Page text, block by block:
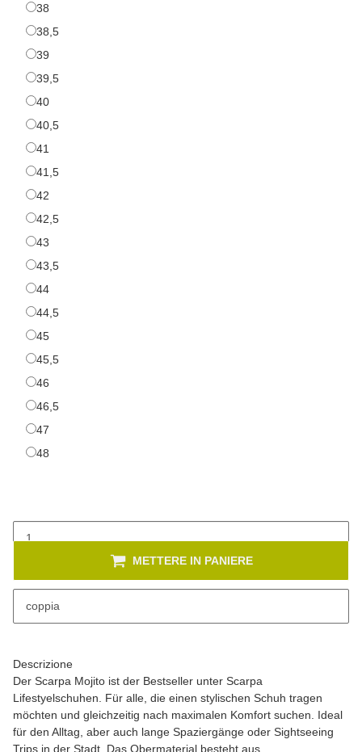
38
38,538,5
39
39,539,5
4040
40,540,5
41
41,541,5
42
42,542,5
43
43,543,5
4444
44,544,5
4545
45,545,5
46
46,546,5
47
48
coppia
METTERE IN PANIERE
Sono disponibili diverse varianti di questo articolo. Seleziona la
Descrizione
Der Scarpa Mojito ist der Bestseller unter Scarpa
Lifestyelschuhen. Für alle, die einen stylischen Schuh tragen
möchten und gleichzeitig nach maximalen Komfort suchen. Ideal
für den Alltag, aber auch lange Spaziergänge oder Sightseeing
Trips in der Stadt. Das Obermaterial besteht aus